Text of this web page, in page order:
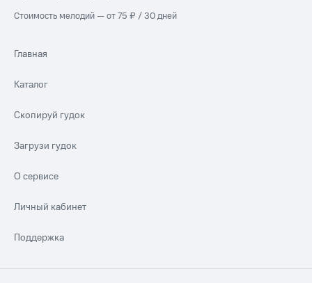
Стоимость мелодий — от 75 ₽ / 30 дней
Главная
Каталог
Скопируй гудок
Загрузи гудок
О сервисе
Личный кабинет
Поддержка